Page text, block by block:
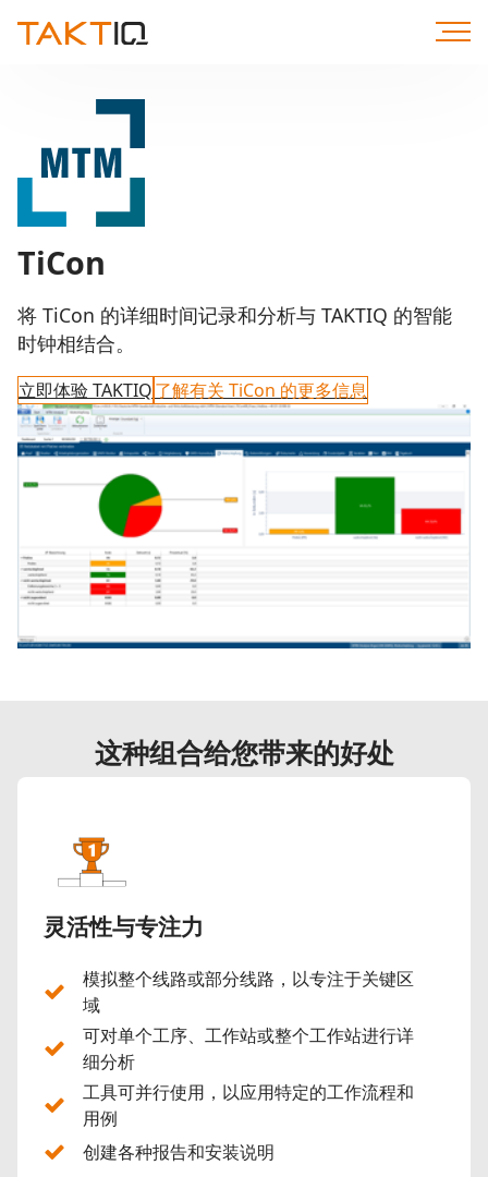
TiCon
将 TiCon 的详细时间记录和分析与 TAKTIQ 的智能
时钟相结合。
立即体验 TAKTIQ了解有关 TiCon 的更多信息
这种组合给您带来的好处
灵活性与专注力
模拟整个线路或部分线路，以专注于关键区
域
可对单个工序、工作站或整个工作站进行详
细分析
工具可并行使用，以应用特定的工作流程和
用例
创建各种报告和安装说明